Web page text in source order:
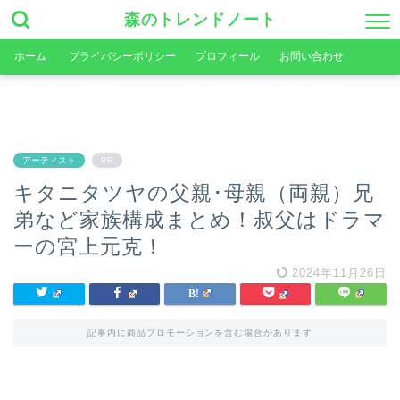
森のトレンドノート
ホーム プライバシーポリシー プロフィール お問い合わせ
アーティスト PR
キタニタツヤの父親･母親（両親）兄
弟など家族構成まとめ！叔父はドラマ
ーの宮上元克！
2024年11月26日
記事内に商品プロモーションを含む場合があります